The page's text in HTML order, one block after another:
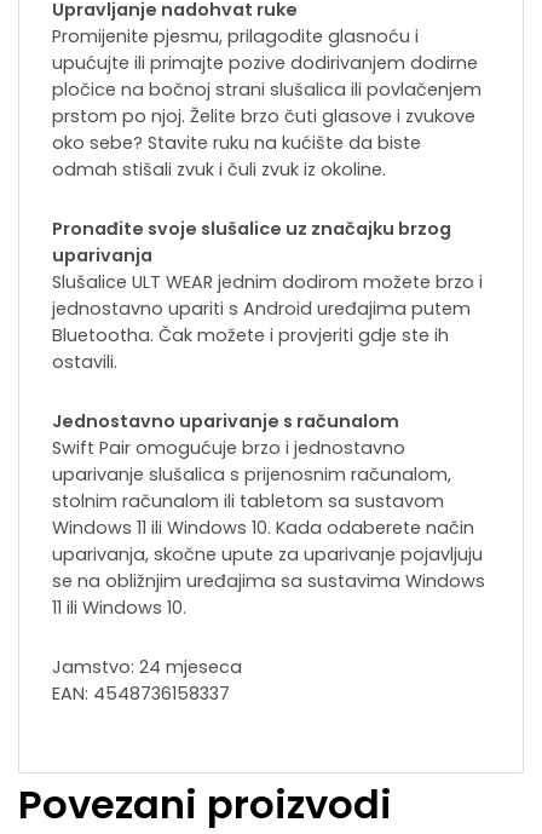
Upravljanje nadohvat ruke
Promijenite pjesmu, prilagodite glasnoću i
upućujte ili primajte pozive dodirivanjem dodirne
pločice na bočnoj strani slušalica ili povlačenjem
prstom po njoj. Želite brzo čuti glasove i zvukove
oko sebe? Stavite ruku na kućište da biste
odmah stišali zvuk i čuli zvuk iz okoline.
Pronađite svoje slušalice uz značajku brzog
uparivanja
Slušalice ULT WEAR jednim dodirom možete brzo i
jednostavno upariti s Android uređajima putem
Bluetootha. Čak možete i provjeriti gdje ste ih
ostavili.
Jednostavno uparivanje s računalom
Swift Pair omogućuje brzo i jednostavno
uparivanje slušalica s prijenosnim računalom,
stolnim računalom ili tabletom sa sustavom
Windows 11 ili Windows 10. Kada odaberete način
uparivanja, skočne upute za uparivanje pojavljuju
se na obližnjim uređajima sa sustavima Windows
11 ili Windows 10.
Jamstvo: 24 mjeseca
EAN: 4548736158337
Povezani proizvodi